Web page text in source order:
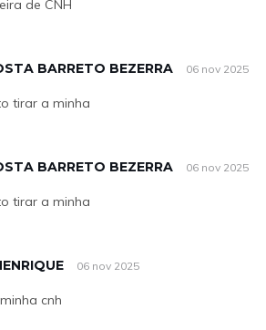
de CNH
BARRETO BEZERRA 06 nov 2025
tirar a minha
BARRETO BEZERRA 06 nov 2025
tirar a minha
06 nov 2025
cnh